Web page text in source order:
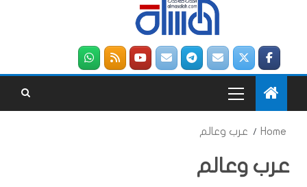
Home عرب وعالم
عرب وعالم